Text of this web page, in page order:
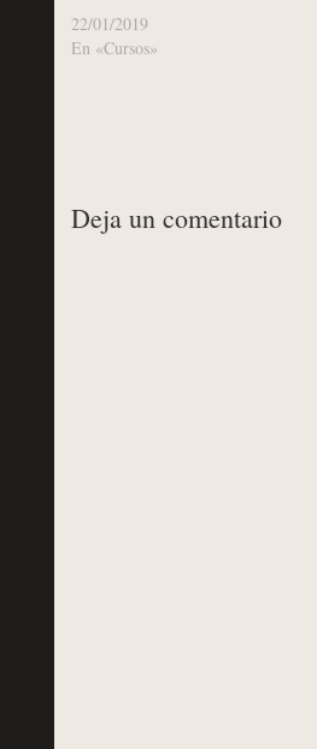
22/01/2019
En «Cursos»
Deja un comentario